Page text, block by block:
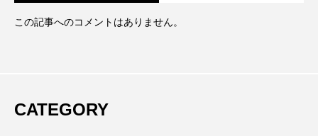
この記事へのコメントはありません。
CATEGORY